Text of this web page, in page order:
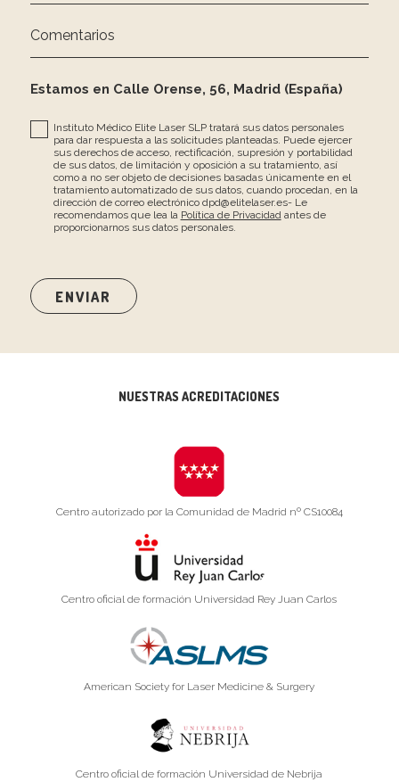
Comentarios
Estamos en Calle Orense, 56, Madrid (España)
Instituto Médico Elite Laser SLP tratará sus datos personales
para dar respuesta a las solicitudes planteadas. Puede ejercer
sus derechos de acceso, rectificación, supresión y portabilidad
de sus datos, de limitación y oposición a su tratamiento, así
como a no ser objeto de decisiones basadas únicamente en el
tratamiento automatizado de sus datos, cuando procedan, en la
dirección de correo electrónico dpd@elitelaser.es- Le
recomendamos que lea la Política de Privacidadantes de
proporcionarnos sus datos personales.
NUESTRAS ACREDITACIONES
Centro autorizado por la Comunidad de Madrid nº CS10084
Centro oficial de formación Universidad Rey Juan Carlos
American Society for Laser Medicine & Surgery
Centro oficial de formación Universidad de Nebrija